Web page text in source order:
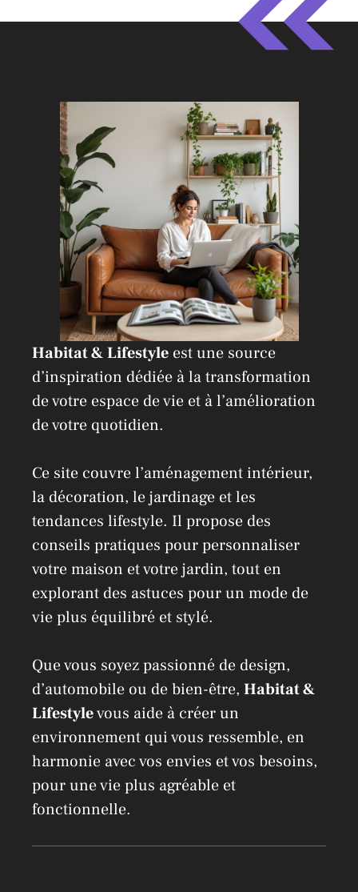
e
Habitat & Lifestyle est une source
d’inspiration dédiée à la transformation
de votre espace de vie et à l’amélioration
de votre quotidien.
Ce site couvre l’aménagement intérieur,
la décoration, le jardinage et les
tendances lifestyle. Il propose des
conseils pratiques pour personnaliser
votre maison et votre jardin, tout en
explorant des astuces pour un mode de
vie plus équilibré et stylé.
Que vous soyez passionné de design,
d’automobile ou de bien-être, Habitat &
Lifestylevous aide à créer un
environnement qui vous ressemble, en
harmonie avec vos envies et vos besoins,
pour une vie plus agréable et
fonctionnelle.